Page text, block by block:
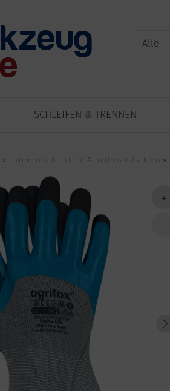
SCHLEIFEN & TRENNEN
» Latex beschichtete Arbeitshandschuhe »